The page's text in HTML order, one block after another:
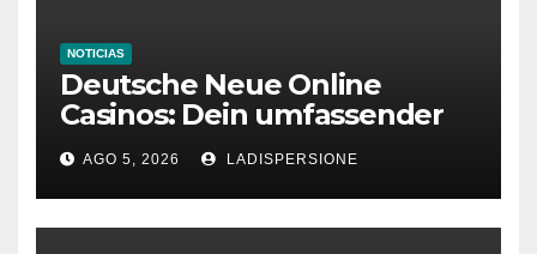
NOTICIAS
Deutsche Neue Online
Casinos: Dein umfassender
Ratgeber für moderne
Glücksspielplattformen
AGO 5, 2026 LADISPERSIONE